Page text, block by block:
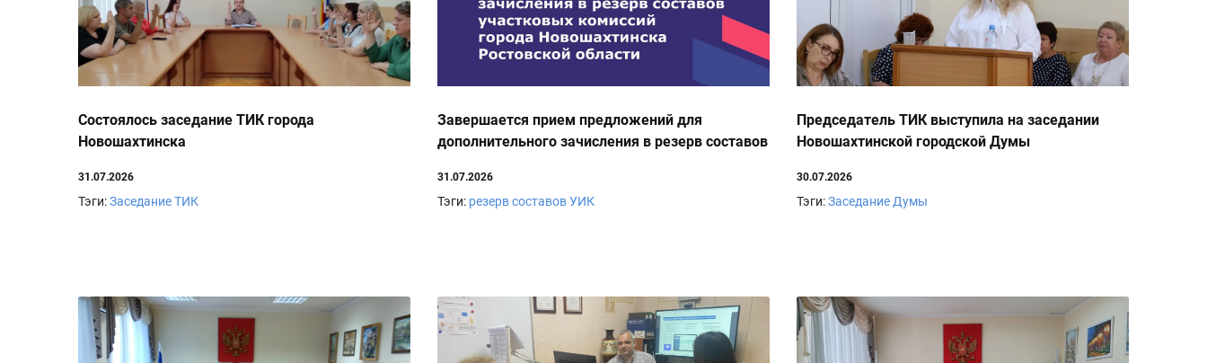
Состоялось заседание ТИК города
Новошахтинска
31.07.2026
Тэги:Заседание ТИК
Завершается прием предложений для
дополнительного зачисления в резерв составов
Новошахтинска
31.07.2026
Тэги: резерв составов УИК
Председатель ТИК выступила на заседании
Новошахтинской городской Думы
30.07.2026
Тэги:Заседание Думы